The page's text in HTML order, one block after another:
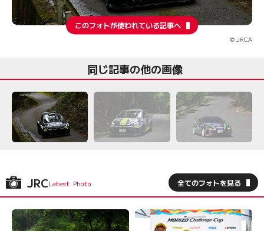
このフォトが使われている記事へ
© JRCA
同じ記事の他の画像
JRC 全てのフォトを見る